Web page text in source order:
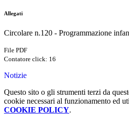
Allegati
Circolare n.120 - Programmazione
File PDF
Contatore click: 16
Notizie
Questo sito o gli strumenti terzi da
cookie necessari al funzionamento ed
COOKIE POLICY.